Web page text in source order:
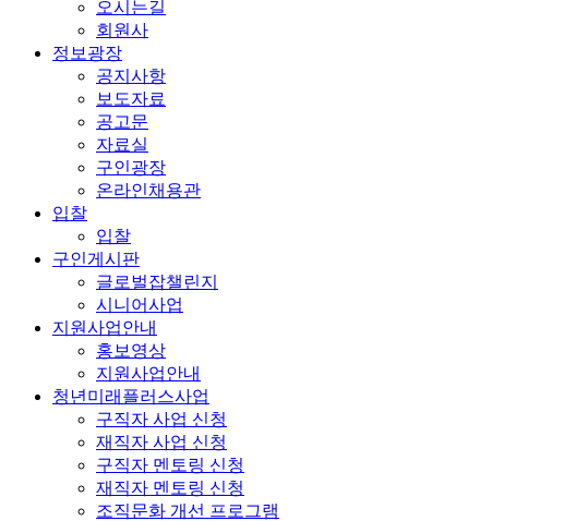
오시는길
회원사
정보광장
공지사항
보도자료
공고문
자료실
구인광장
온라인채용관
입찰
입찰
구인게시판
글로벌잡챌린지
시니어사업
지원사업안내
홍보영상
지원사업안내
청년미래플러스사업
구직자 사업 신청
재직자 사업 신청
구직자 멘토링 신청
재직자 멘토링 신청
조직문화 개선 프로그램